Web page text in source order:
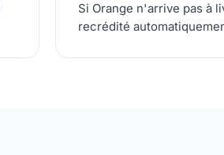
Si Orange n'arrive pas à
recrédité